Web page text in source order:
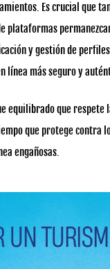
Es crucial que
plataformas
y gestión de
línea más seguro y
equilibrado que respete
que protege contra
engañosas.